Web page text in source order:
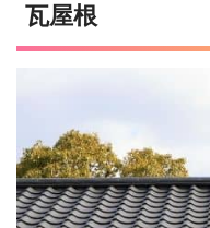
瓦屋根